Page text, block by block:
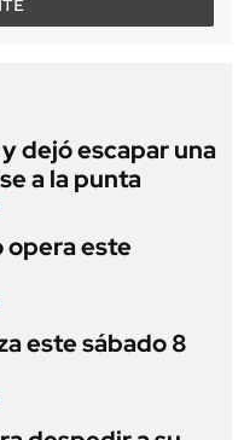
dejó escapar una
a la punta
opera este
este sábado 8